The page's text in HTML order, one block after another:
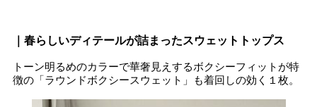
｜春らしいディテールが詰まったスウェットトップス
トーン明るめのカラーで華奢見えするボクシーフィットが特
徴の「ラウンドボクシースウェット」も着回しの効く１枚。